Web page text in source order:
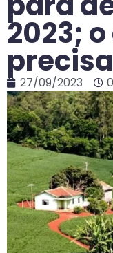
2023;
27/09/2023